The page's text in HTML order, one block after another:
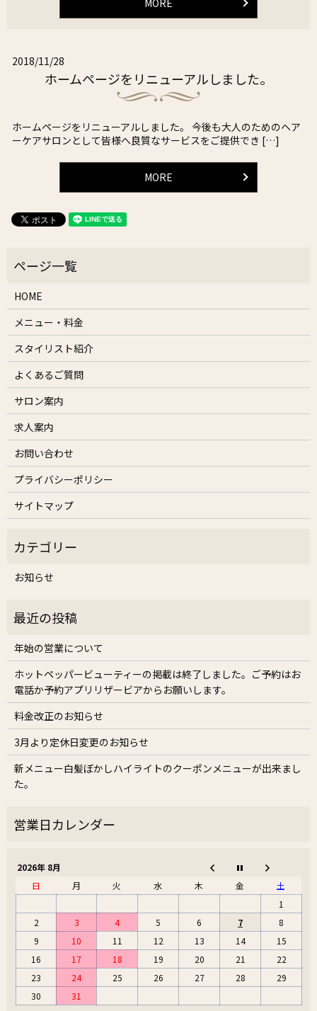
2018/11/28
ホームページをリニューアルしました。
ホームページをリニューアルしました。 今後も大人のためのヘア
ーケアサロンとして皆様へ良質なサービスをご提供でき […]
MORE
HOME
メニュー・料金
スタイリスト紹介
よくあるご質問
サロン案内
求人案内
お問い合わせ
プライバシーポリシー
サイトマップ
お知らせ
年始の営業について
ホットペッパービューティーの掲載は終了しました。ご予約はお
電話か予約アプリリザービアからお願いします。
料金改正のお知らせ
3月より定休日変更のお知らせ
新メニュー白髪ぼかしハイライトのクーポンメニューが出来まし
た。
2026年 8月
日
月 火 水 木 金
土
1
2
3 4 5 6 7
8
9
10 11 12 13 14
15
16
17 18 19 20 21
22
23
24 25 26 27 28
29
30
31